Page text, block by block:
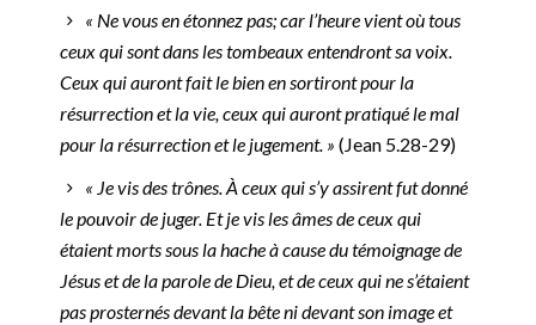
« Ne vous en étonnez pas; car l’heure vient où tous
ceux qui sont dans les tombeaux entendront sa voix.
Ceux qui auront fait le bien en sortiront pour la
résurrection et la vie, ceux qui auront pratiqué le mal
pour la résurrection et le jugement. » (Jean‬ ‭5.28-29)
« Je vis des trônes. À ceux qui s’y assirent fut donné
le pouvoir de juger. Et je vis les âmes de ceux qui
étaient morts sous la hache à cause du témoignage de
Jésus et de la parole de Dieu, et de ceux qui ne s’étaient
pas prosternés devant la bête ni devant son image et